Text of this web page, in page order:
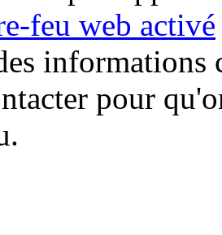
feu web activé
informations
pour